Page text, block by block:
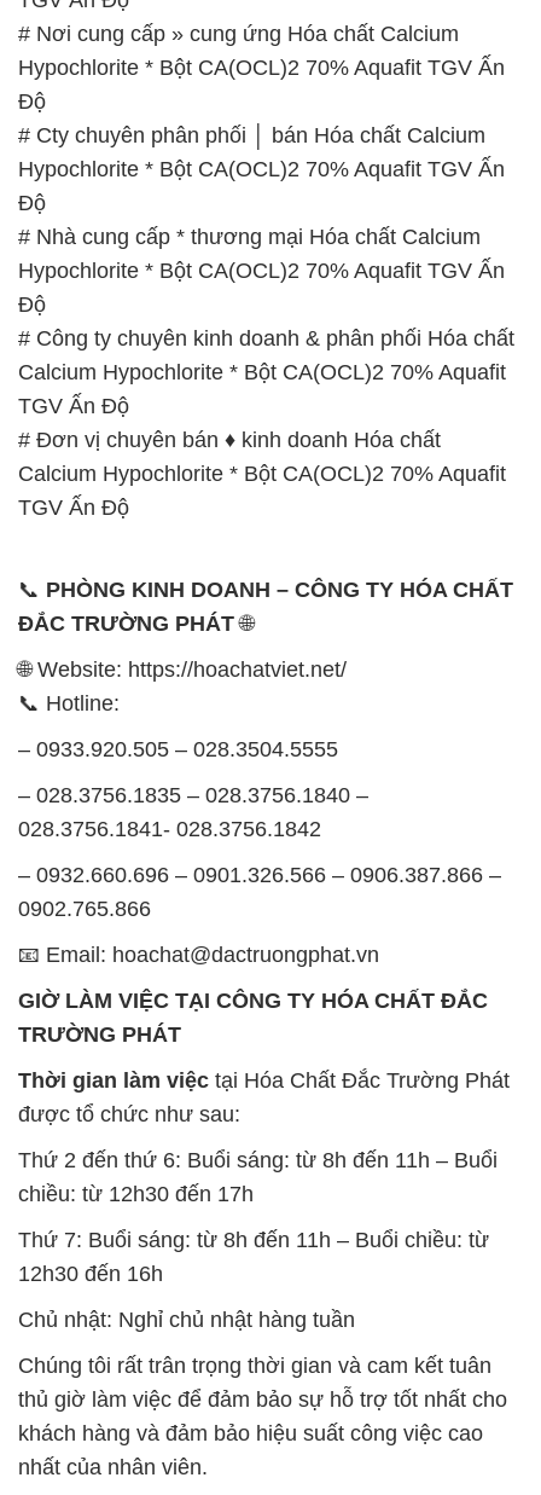
Hypochlorite * Bột CA(OCL)2 70% Aquafit TGV Ấn
# Nhà cung cấp * thương mại Hóa chất Calcium
Hypochlorite * Bột CA(OCL)2 70% Aquafit TGV Ấn
# Công ty chuyên kinh doanh & phân phối Hóa chất
Calcium Hypochlorite * Bột CA(OCL)2 70% Aquafit
TGV Ấn Độ
# Đơn vị chuyên bán ♦ kinh doanh Hóa chất
Calcium Hypochlorite * Bột CA(OCL)2 70% Aquafit
TGV Ấn Độ
📞PHÒNG KINH DOANH – CÔNG TY HÓA CHẤT
ĐẮC TRƯỜNG PHÁT🌐
🌐 Website: https://hoachatviet.net/
– 0933.920.505 – 028.3504.5555
028.3756.1841- 028.3756.1842
0902.765.866
📧 Email: hoachat@dactruongphat.vn
TRƯỜNG PHÁT
được tổ chức như sau:
Thứ 2 đến thứ 6: Buổi sáng: từ 8h đến 11h – Buổi
chiều: từ 12h30 đến 17h
Thứ 7: Buổi sáng: từ 8h đến 11h – Buổi chiều: từ
12h30 đến 16h
Chủ nhật: Nghỉ chủ nhật hàng tuần
thủ giờ làm việc để đảm bảo sự hỗ trợ tốt nhất cho
khách hàng và đảm bảo hiệu suất công việc cao
nhất của nhân viên.
BẢN ĐỒ MAP TẠI CÔNG TY HÓA CHẤT ĐẮC
TRƯỜNG PHÁT
ĐỊA CHỈ: 1229C Quốc lộ 1A, Phường Bình Trị
Đông B, Quận Bình Tân, Sài Gòn TP. Hồ Chí